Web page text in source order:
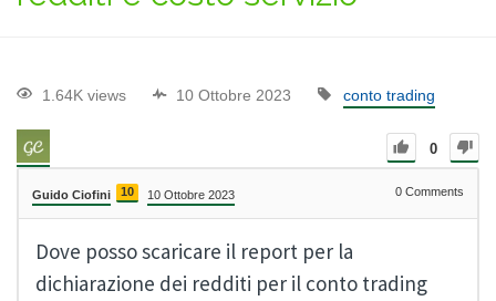
1.64K views 10 Ottobre 2023 conto trading
0
Guido Ciofini 10 10 Ottobre 2023 0 Comments
Dove posso scaricare il report per la
dichiarazione dei redditi per il conto trading